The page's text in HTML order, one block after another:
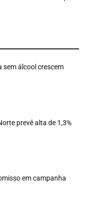
sem álcool crescem
prevê alta de 1,3%
em campanha